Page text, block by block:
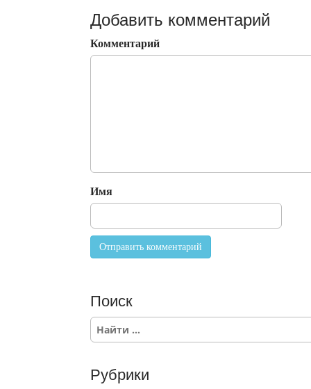
Добавить комментарий
Комментарий
Имя
Поиск
S
c
Рубрики